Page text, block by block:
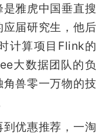
雅虎中国垂直搜
届研究生，他后
计算项目Flink的
大数据团队的负
兽零一万物的技
优惠推荐，一淘